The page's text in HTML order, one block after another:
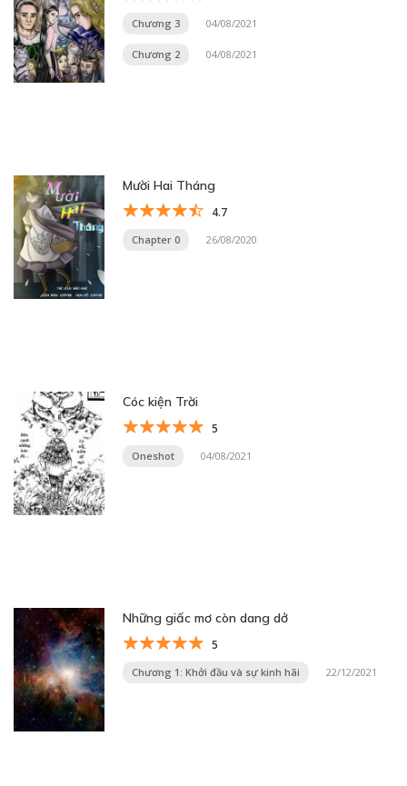
Chương 3 04/08/2021
Chương 2 04/08/2021
Mười Hai Tháng
4.7
Chapter 0 26/08/2020
Cóc kiện Trời
5
Oneshot 04/08/2021
Những giấc mơ còn dang dở
5
Chương 1: Khởi đầu và sự kinh hãi 22/12/2021